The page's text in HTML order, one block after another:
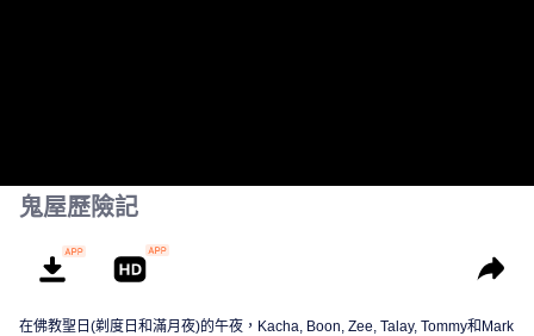
鬼屋歷險記
在佛教聖日(剃度日和滿月夜)的午夜，Kacha, Boon, Zee, Talay, Tommy和Mark